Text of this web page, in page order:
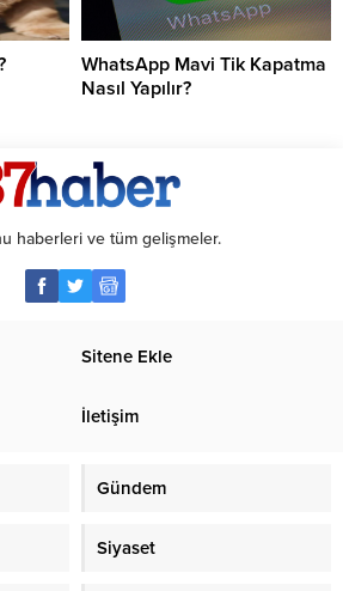
WhatsApp Mavi Tik Kapatma
Nasıl Yapılır?
haberleri ve tüm gelişmeler.
Sitene Ekle
İletişim
Gündem
Siyaset